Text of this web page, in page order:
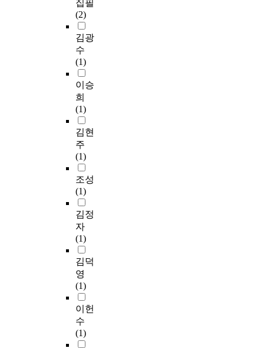
집필
(2)
김광
수
(1)
이승
희
(1)
김현
주
(1)
조성
(1)
김정
자
(1)
김덕
영
(1)
이헌
수
(1)